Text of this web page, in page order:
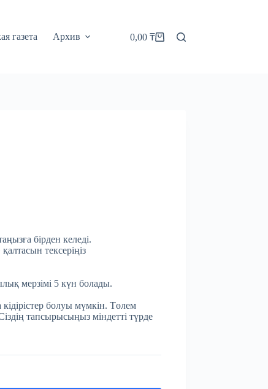
газета Архив Корзина
0,00 ₸
бірден келеді.
тексеріңіз
мерзімі 5 күн болады.
болуы мүмкін. Төлем
тапсырысыңыз міндетті түрде